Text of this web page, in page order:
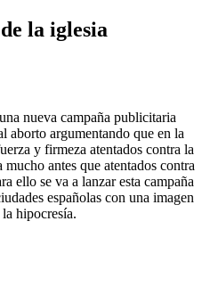
la iglesia
nueva campaña publicitaria
aborto argumentando que en la
y firmeza atentados contra la
antes que atentados contra
ello se va a lanzar esta campaña
españolas con una imagen
hipocresía.